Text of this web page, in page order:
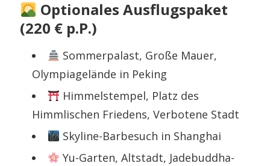
Optionales Ausflugspaket
(220 € p.P.)
Sommerpalast, Große Mauer,
Olympiagelände in Peking
Himmelstempel, Platz des
Himmlischen Friedens, Verbotene Stadt
Skyline-Barbesuch in Shanghai
Yu-Garten, Altstadt, Jadebuddha-